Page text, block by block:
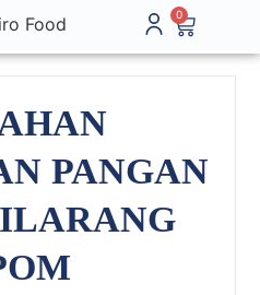
0
PANGAN